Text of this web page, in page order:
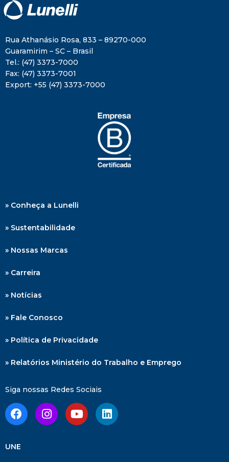
Rua Athanásio Rosa, 833 – 89270-000
Guaramirim – SC – Brasil
Tel.: (47) 3373-7000
Fax: (47) 3373-7001
Export: +55 (47) 3373-7000
» Conheça a Lunelli
» Sustentabilidade
» Nossas Marcas
» Carreira
» Notícias
» Fale Conosco
» Política de Privacidade
» Relatórios Ministério do Trabalho e Emprego
Siga nossas Redes Sociais
UNE